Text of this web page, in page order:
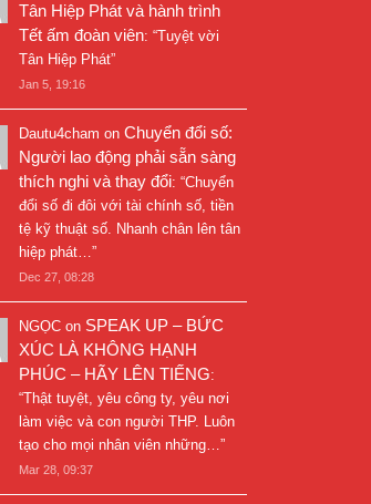
Tân Hiệp Phát và hành trình
Tết ấm đoàn viên: “Tuyệt vời
Tân Hiệp Phát”
Jan 5, 19:16
Dautu4cham on Chuyển đổi số:
Người lao động phải sẵn sàng
thích nghi và thay đổi: “Chuyển
đổi số đi đôi với tài chính số, tiền
tệ kỹ thuật số. Nhanh chân lên tân
hiệp phát…”
Dec 27, 08:28
NGỌC on SPEAK UP – BỨC
XÚC LÀ KHÔNG HẠNH
PHÚC – HÃY LÊN TIẾNG:
“Thật tuyệt, yêu công ty, yêu nơi
làm việc và con người THP. Luôn
tạo cho mọi nhân viên những…”
Mar 28, 09:37